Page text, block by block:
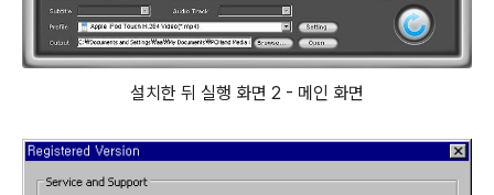
설치한 뒤 실행 화면 2 - 메인 화면